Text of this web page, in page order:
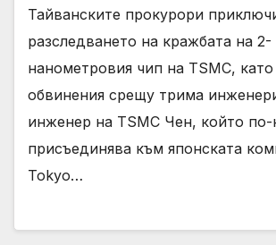
Тайванските прокурори
разследването на кражбата на 2-
нанометровия чип на TSMC,
обвинения срещу трима
инженер на TSMC Чен, който по-
присъединява към японската
Tokyo…